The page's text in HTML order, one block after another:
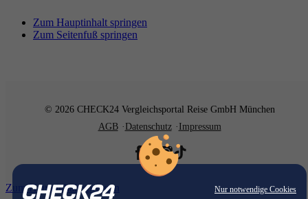
Nur notwendige Cookies
Zum Hauptinhalt springen
Zum Seitenfuß springen
© 2026 CHECK24 Vergleichsportal Reise GmbH München
AGB
Datenschutz Impressum
Zum Hauptinhalt springen